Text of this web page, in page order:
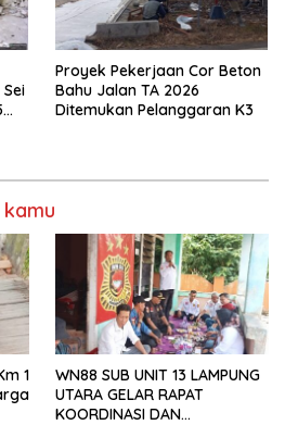
Proyek Pekerjaan Cor Beton
Bahu Jalan TA 2026
Ditemukan Pelanggaran K3
1
WN88 SUB UNIT 13 LAMPUNG
UTARA GELAR RAPAT
KOORDINASI DAN